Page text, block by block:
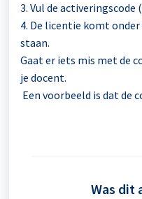
3. Vul de
4. De licentie komt
staan.
Gaat er iets mis met de
je docent.
Een voorbeeld is dat de
Was dit